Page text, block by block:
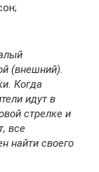
(внешний).
Когда
идут в
стрелке и
все
найти своего